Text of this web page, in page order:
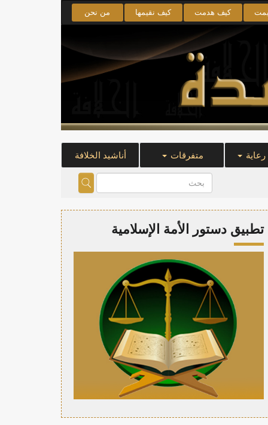
كيف هدمت كيف نقيمها من نحن
متفرقات أناشيد الخلافة
تطبيق دستور الأمة الإسلامية